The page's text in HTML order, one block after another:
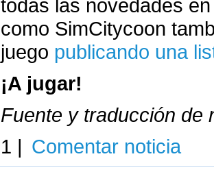
todas las novedades
como SimCitycoon
juego publicando una
¡A jugar!
Fuente y traducción de
1 | Comentar noticia